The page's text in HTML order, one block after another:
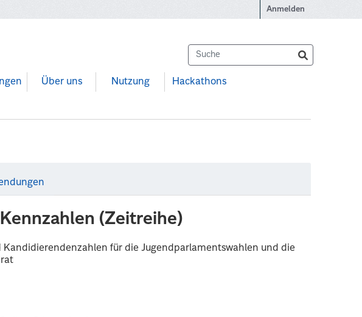
Anmelden
Über uns Nutzung Hackathons
(Zeitreihe)
für die Jugendparlamentswahlen und die